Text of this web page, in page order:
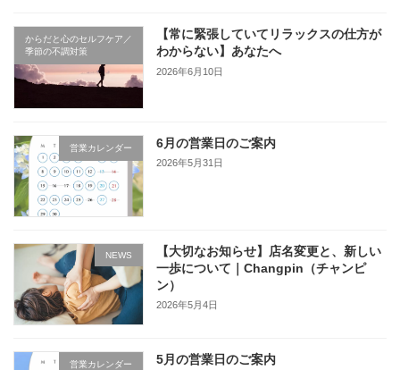
からだと心のセルフケア／
季節の不調対策
【常に緊張していてリラックスの仕方が
わからない】あなたへ
2026年6月10日
営業カレンダー 6月の営業日のご案内
2026年5月31日
NEWS
【大切なお知らせ】店名変更と、新しい
一歩について｜Changpin（チャンピ
ン）
2026年5月4日
営業カレンダー 5月の営業日のご案内